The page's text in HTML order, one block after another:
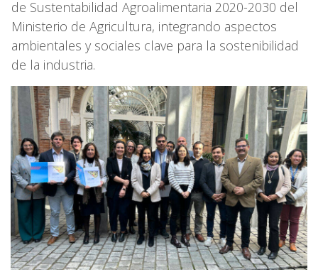
de Sustentabilidad Agroalimentaria 2020-2030 del
Ministerio de Agricultura, integrando aspectos
ambientales y sociales clave para la sostenibilidad
de la industria.